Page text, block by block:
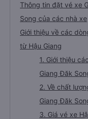
Thông tin đặt vé xe
Song của các nhà xe
Giới thiệu về các
từ Hậu Giang
1. Giới thiệu
Giang Đăk
2. Về chất
Giang Đăk
3. Giá vé xe